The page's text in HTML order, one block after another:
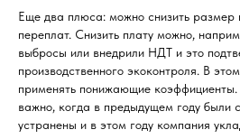
Еще два плюса: можно снизить размер
переплат. Снизить плату можно,
выбросы или внедрили НДТ и это
производственного экоконтроля. В
применять понижающие коэффициенты.
важно, когда в предыдущем году были
устранены и в этом году компания